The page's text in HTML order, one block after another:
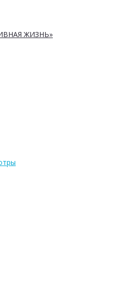
ЖИЗНЬ»